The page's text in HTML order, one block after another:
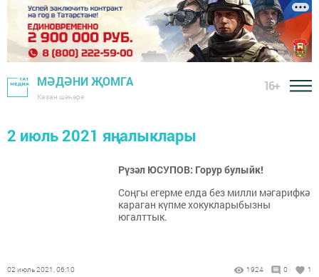
МӘДӘНИ ҖОМГА
Казан шәһәре
16+
2 июль 2021 яңалыклары
Рүзәл ЮСУПОВ: Горур булыйк!
Соңгы егерме елда без милли мәгарифкә
караган күпме хокукларыбызны
югалттык.
02 июль 2021, 06:10 1924 0 1